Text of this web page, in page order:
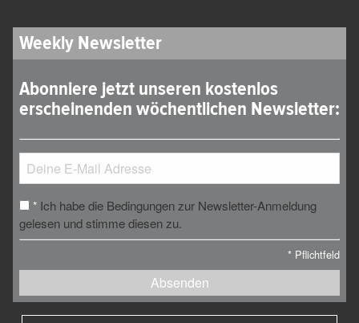
Weekly Newsletter
Abonniere jetzt unseren kostenlos
erscheinenden wöchentlichen Newsletter:
* Ich habe die Bedingungen zur Newsletter-Anmeldung
gelesen und stimme diesen zu.
* Pflichtfeld
Absenden